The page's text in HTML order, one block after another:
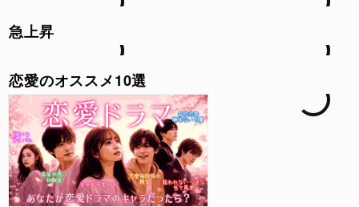
診断結果では、あなたの恋愛スタイルを16種類のかわいい
クマの赤ちゃん（べびべあ）として表現します。好きな人へ
の接し方や愛情表現の特徴、恋愛で大切にしている価値観、
思わずキュンとしてしまうポイントなどをもとに、あなたら
また、「恋をすると積極的になるタイプなのか」「安心感を
求めるタイプなのか」「相手を優先しすぎてしまうタイプな
のか」といった、自分では気づきにくい恋愛中の一面を知る
ことができるのも特徴です。
さらに、相性の良いべあタイプや恋愛における強み・弱みも
分かるため、自分自身の恋愛スタイルを深く知りたい人はも
ちろん、友達や恋人と一緒に楽しみたい人にもおすすめで
す。
急上昇
恋愛のオススメ10選